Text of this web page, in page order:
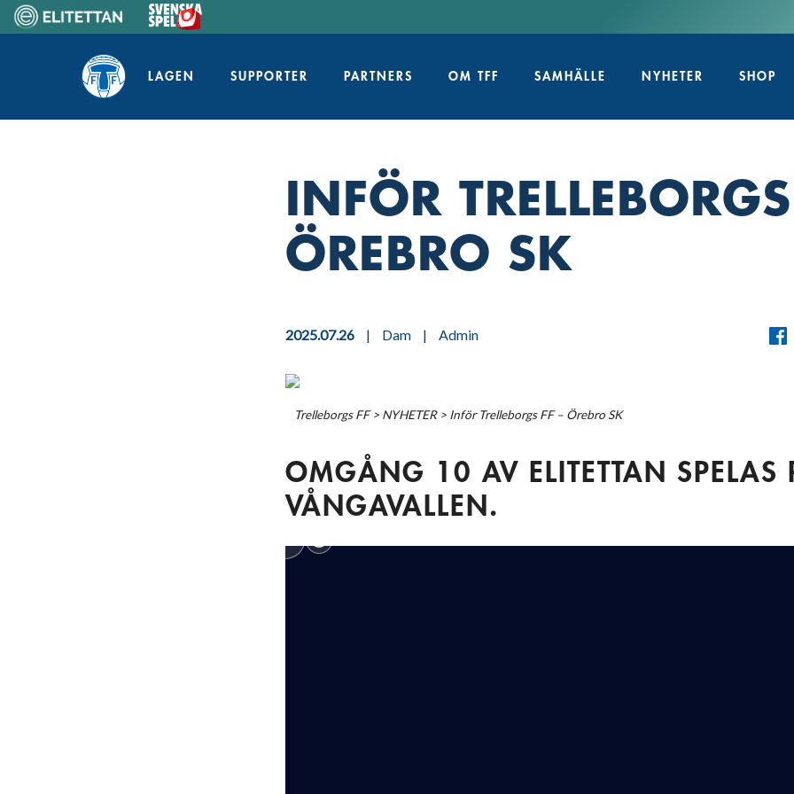
Home
LAGEN SUPPORTER PARTNERS OM TFF SAMHÄLLE NYHETER SHOP
INFÖR
ÖREBRO SK
2025.07.26 | Dam | Admin
Trelleborgs FF> NYHETER> Inför Trelleborgs FF – Örebro SK
OMGÅNG 10 AV ELITETTAN SPELAS
VÅNGAVALLEN.